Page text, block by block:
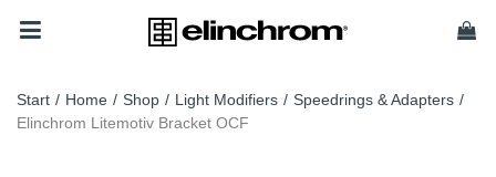
Start / Home / Shop / Light Modifiers / Speedrings & Adapters /
Elinchrom Litemotiv Bracket OCF